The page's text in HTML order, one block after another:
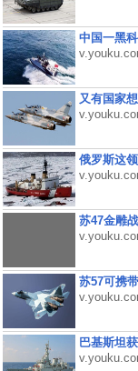
中国一黑
又有国家
俄罗斯这
苏47金雕
苏57可携
巴基斯坦